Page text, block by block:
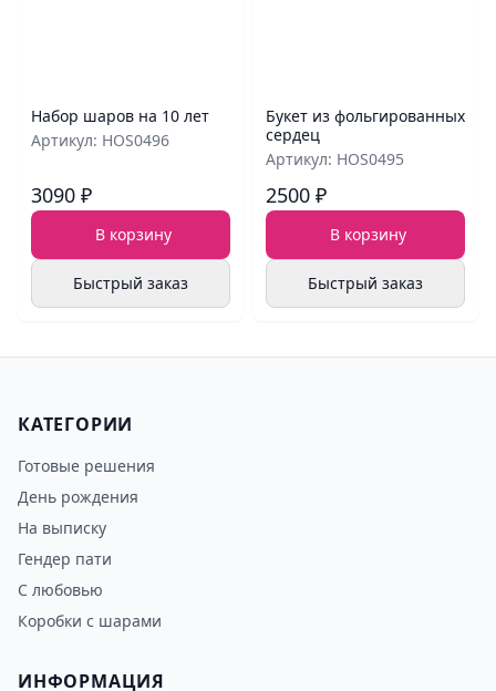
Набор шаров на 10 лет
Артикул: HOS0496
3090 ₽
В корзину
Быстрый заказ
Букет из фольгированных
сердец
Артикул: HOS0495
2500 ₽
В корзину
Быстрый заказ
КАТЕГОРИИ
Готовые решения
День рождения
На выписку
Гендер пати
С любовью
Коробки с шарами
ИНФОРМАЦИЯ